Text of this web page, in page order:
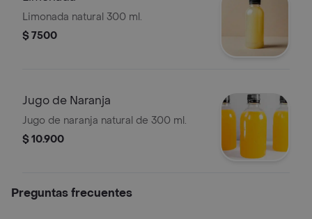
Limonada natural 300 ml.
$ 7500
Jugo de Naranja
Jugo de naranja natural de 300 ml.
$ 10.900
Preguntas frecuentes